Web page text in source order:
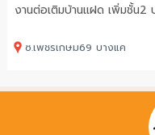
งานต่อเติมบ้านแฝด เพิ่มชั้น2
ซ.เพชรเกษม69 บางแค